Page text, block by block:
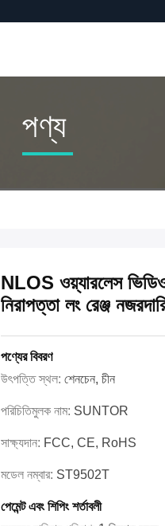
পণ্য
NLOS ওয়্যারলেস ভিডিও
নিরাপত্তা লং রেঞ্জ
পণ্যের বিবরণ
উৎপত্তি স্থল: শেনচেন, চীন
পরিচিতিমুলক নাম: SUNTOR
সাক্ষ্যদান: FCC, CE, RoHS
মডেল নম্বার: ST9502T
পেমেন্ট এবং শিপিং শর্তাবলী